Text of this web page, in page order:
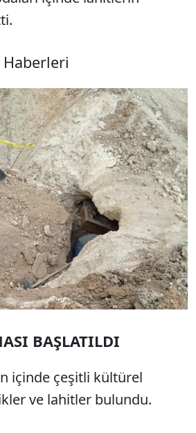
Sesi Aç
BAŞLATILDI
içinde çeşitli kültürel
ve lahitler bulundu.